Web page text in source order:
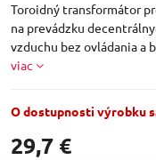
Toroidný transformátor
na prevádzku
vzduchu bez ovládania a
viac
O dostupnosti výrobku
29,7 €